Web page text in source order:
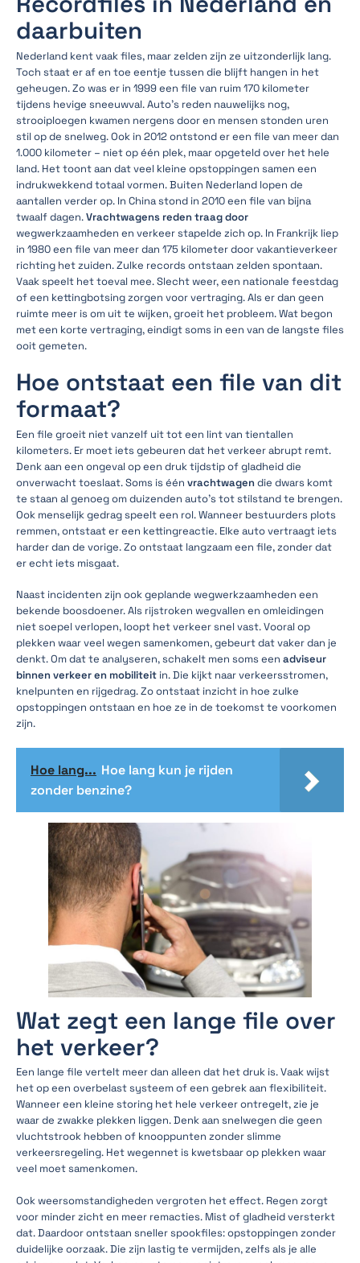
daarbuiten
Nederland kent vaak files, maar zelden zijn ze uitzonderlijk lang.
Toch staat er af en toe eentje tussen die blijft hangen in het
geheugen. Zo was er in 1999 een file van ruim 170 kilometer
tijdens hevige sneeuwval. Auto's reden nauwelijks nog,
strooiploegen kwamen nergens door en mensen stonden uren
stil op de snelweg. Ook in 2012 ontstond er een file van meer dan
1.000 kilometer – niet op één plek, maar opgeteld over het hele
land. Het toont aan dat veel kleine opstoppingen samen een
indrukwekkend totaal vormen. Buiten Nederland lopen de
aantallen verder op. In China stond in 2010 een file van bijna
twaalf dagen.Vrachtwagens reden traag door
wegwerkzaamheden en verkeer stapelde zich op. In Frankrijk liep
in 1980 een file van meer dan 175 kilometer door vakantieverkeer
richting het zuiden. Zulke records ontstaan zelden spontaan.
Vaak speelt het toeval mee. Slecht weer, een nationale feestdag
of een kettingbotsing zorgen voor vertraging. Als er dan geen
ruimte meer is om uit te wijken, groeit het probleem. Wat begon
met een korte vertraging, eindigt soms in een van de langste files
ooit gemeten.
Hoe ontstaat een file van dit
formaat?
Een file groeit niet vanzelf uit tot een lint van tientallen
kilometers. Er moet iets gebeuren dat het verkeer abrupt remt.
Denk aan een ongeval op een druk tijdstip of gladheid die
onverwacht toeslaat. Soms is één vrachtwagendie dwars komt
te staan al genoeg om duizenden auto’s tot stilstand te brengen.
Ook menselijk gedrag speelt een rol. Wanneer bestuurders plots
remmen, ontstaat er een kettingreactie. Elke auto vertraagt iets
harder dan de vorige. Zo ontstaat langzaam een file, zonder dat
er echt iets misgaat.
Naast incidenten zijn ook geplande wegwerkzaamheden een
bekende boosdoener. Als rijstroken wegvallen en omleidingen
niet soepel verlopen, loopt het verkeer snel vast. Vooral op
plekken waar veel wegen samenkomen, gebeurt dat vaker dan je
denkt. Om dat te analyseren, schakelt men soms een adviseur
binnen verkeer en mobiliteit in. Die kijkt naar verkeersstromen,
knelpunten en rijgedrag. Zo ontstaat inzicht in hoe zulke
opstoppingen ontstaan en hoe ze in de toekomst te voorkomen
zijn.
Hoe lang... Hoe lang kun je rijden
zonder benzine?
Wat zegt een lange file over
het verkeer?
Een lange file vertelt meer dan alleen dat het druk is. Vaak wijst
het op een overbelast systeem of een gebrek aan flexibiliteit.
Wanneer een kleine storing het hele verkeer ontregelt, zie je
waar de zwakke plekken liggen. Denk aan snelwegen die geen
vluchtstrook hebben of knooppunten zonder slimme
verkeersregeling. Het wegennet is kwetsbaar op plekken waar
veel moet samenkomen.
Ook weersomstandigheden vergroten het effect. Regen zorgt
voor minder zicht en meer remacties. Mist of gladheid versterkt
dat. Daardoor ontstaan sneller spookfiles: opstoppingen zonder
duidelijke oorzaak. Die zijn lastig te vermijden, zelfs als je alle